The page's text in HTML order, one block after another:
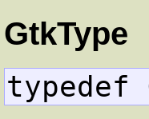
GtkType